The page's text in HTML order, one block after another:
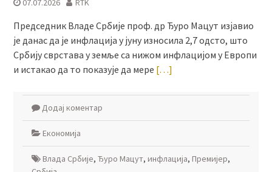
07.07.2026 RTK
Председник Владе Србије проф. др Ђуро Мацут изјавио
је данас да је инфлација у јуну износила 2,7 одсто, што
Србију сврстава у земље са нижом инфлацијом у Европи
и истакао да то показује да мере […]
Додај коментар
Економија
Влада Србије, Ђуро Мацут, инфлација, Премијер,